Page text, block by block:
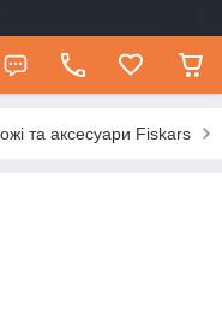
та аксесуари Fiskars